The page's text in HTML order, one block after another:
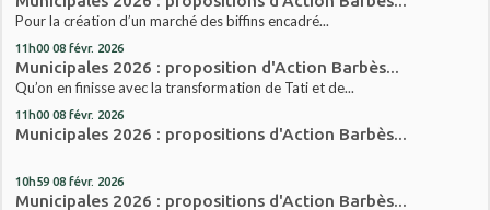
Pour la création d’un marché des biffins encadré...
11h00 08 févr. 2026
Municipales 2026 : proposition d'Action Barbès...
Qu’on en finisse avec la transformation de Tati et de...
11h00 08 févr. 2026
Municipales 2026 : propositions d'Action Barbès...
10h59 08 févr. 2026
Municipales 2026 : propositions d'Action Barbès...